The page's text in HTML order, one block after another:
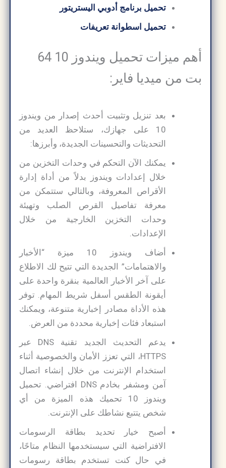
تحميل برنامج أدوبي اليستريتور
تحميل اسطوانة تعريفات
أهم ميزات تحميل ويندوز 10 64
بت من ميديا فاير:
بعد تنزيل وتثبيت أحدث إصدار من ويندوز
10 على جهازك، ستلاحظ العديد من
التحديثات والتحسينات الجديدة، وأبرزها:
يمكنك الآن التحكم في وحدات التخزين من
خلال إعدادات ويندوز بدلاً من أداة إدارة
الأقراص المعروفة، وبالتالي ستتمكن من
معرفة تفاصيل القرص الصلب وتهيئة
وحدات التخزين الخارجية من خلال
الإعدادات.
أضاف ويندوز 10 ميزة “الأخبار
والاهتمامات” الجديدة التي تتيح لك الاطلاع
على آخر الأخبار العالمية بنقرة واحدة على
أيقونة الطقس أسفل شريط المهام. توفر
هذه الأداة مصادر إخبارية متنوعة، ويمكنك
استبعاد فئات إخبارية محددة من العرض.
يدعم التحديث الجديد تقنية DNS عبر
HTTPS، التي تعزز الأمان والخصوصية أثناء
استخدام الإنترنت من خلال إنشاء اتصال
آمن ومشفر بخادم DNS افتراضي. تحميل
ويندوز 10 تحميك هذه الميزة من أي
شخص يتتبع نشاطك على الإنترنت.
أصبح خيار تحديد بطاقة الرسومات
الافتراضية التي سيستخدمها النظام متاحًا،
في حال كنت تستخدم بطاقة رسومات